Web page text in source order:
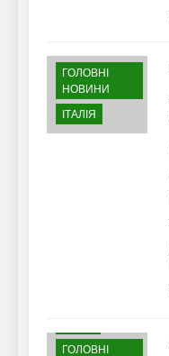
ГОЛОВНІ
НОВИНИ
ІТАЛІЯ
ГОЛОВНІ